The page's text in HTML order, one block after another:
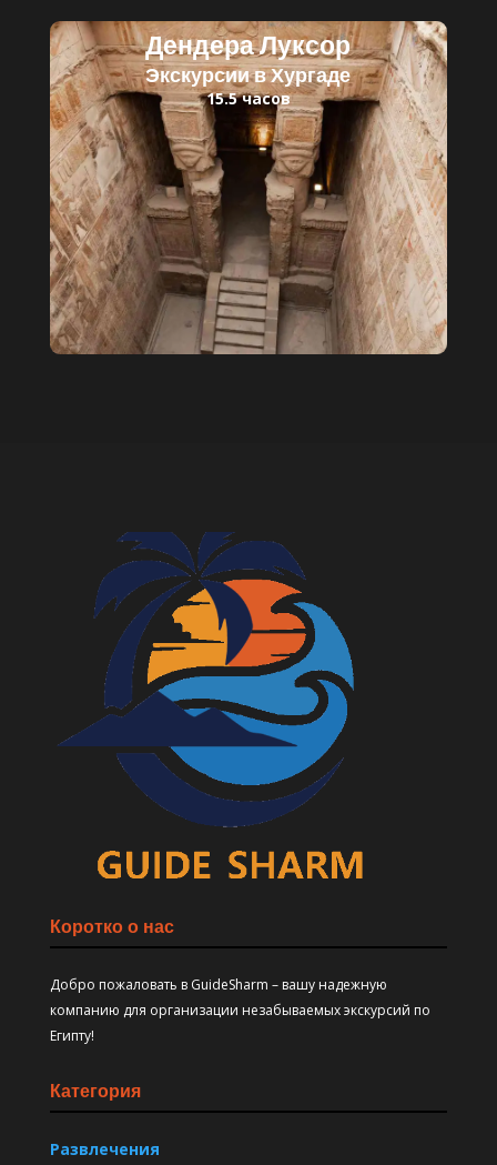
Дендера Луксор
Экскурсии в Хургаде
15.5 часов
Взрослый билет: 55 $
Детский билет: 30 $
Читать далее
Коротко о нас
Добро пожаловать в GuideSharm – вашу надежную
компанию для организации незабываемых экскурсий по
Египту!
Категория
Развлечения